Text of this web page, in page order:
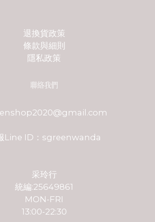
退換貨政策
條款與細則
隱私政策
聯絡我們
Line ID：sgreenwanda
采玲行
統編:25649861
MON-FRI
13:00-22:30